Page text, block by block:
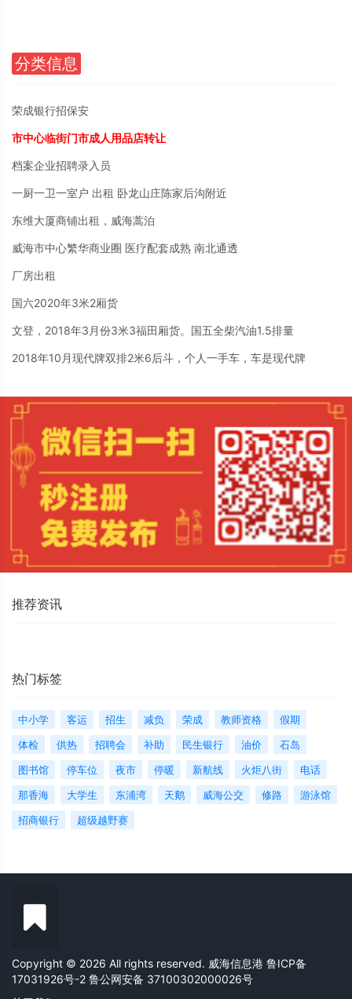
分类信息
荣成银行招保安
市中心临街门市成人用品店转让
档案企业招聘录入员
一厨一卫一室户 出租 卧龙山庄陈家后沟附近
东维大厦商铺出租，威海蒿泊
威海市中心繁华商业圈 医疗配套成熟 南北通透
厂房出租
国六2020年3米2厢货
文登，2018年3月份3米3福田厢货。国五全柴汽油1.5排量
2018年10月现代牌双排2米6后斗，个人一手车，车是现代牌
推荐资讯
热门标签
中小学 客运 招生 减负 荣成 教师资格
假期
体检
供热 招聘会 补助 民生银行 油价
石岛
图书馆
停车位 夜市 停暖 新航线 火炬八街
电话
那香海
大学生 东浦湾 天鹅 威海公交 修路
游泳馆
招商银行
超级越野赛
Copyright © 2026 All rights reserved. 威海信息港 鲁ICP备
17031926号-2 鲁公网安备 37100302000026号